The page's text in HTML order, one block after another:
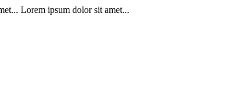
Lorem ipsum dolor sit amet...